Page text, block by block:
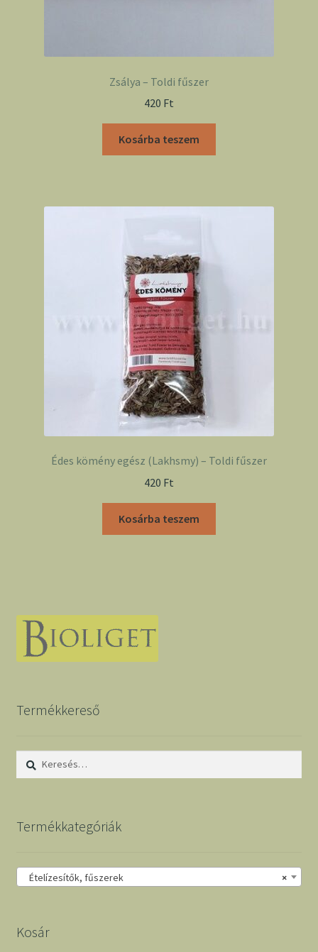
Zsálya – Toldi fűszer
420 Ft
Kosárba teszem
Édes kömény egész (Lakhsmy) – Toldi fűszer
420 Ft
Kosárba teszem
Termékkereső
Keresés:
Termékkategóriák
×
Ételízesítők, fűszerek
Kosár